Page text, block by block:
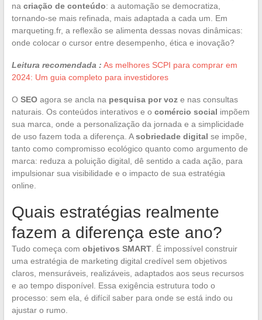
na criação de conteúdo: a automação se democratiza,
tornando-se mais refinada, mais adaptada a cada um. Em
marqueting.fr, a reflexão se alimenta dessas novas dinâmicas:
onde colocar o cursor entre desempenho, ética e inovação?
Leitura recomendada : As melhores SCPI para comprar em
2024: Um guia completo para investidores
O SEOagora se ancla na pesquisa por voze nas consultas
naturais. Os conteúdos interativos e o comércio social impõem
sua marca, onde a personalização da jornada e a simplicidade
de uso fazem toda a diferença. Asobriedade digital se impõe,
tanto como compromisso ecológico quanto como argumento de
marca: reduza a poluição digital, dê sentido a cada ação, para
impulsionar sua visibilidade e o impacto de sua estratégia
online.
Quais estratégias realmente
fazem a diferença este ano?
Tudo começa com objetivos SMART. É impossível construir
uma estratégia de marketing digital credível sem objetivos
claros, mensuráveis, realizáveis, adaptados aos seus recursos
e ao tempo disponível. Essa exigência estrutura todo o
processo: sem ela, é difícil saber para onde se está indo ou
ajustar o rumo.